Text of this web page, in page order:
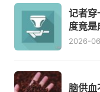
记者穿
度竟是
2026-
脑供血